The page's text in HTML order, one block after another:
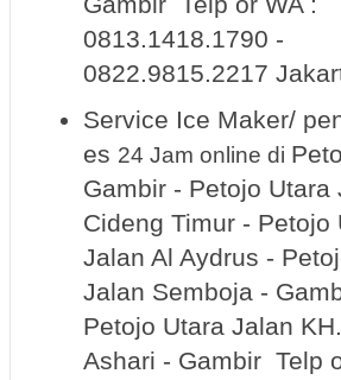
0813.1418.1790 -
0822.9815.2217
Service Ice Maker/
es 24 Jam online di
Gambir - Petojo Utara
Cideng Timur - Petojo
Jalan Al Aydrus -
Jalan Semboja -
Petojo Utara Jalan
Ashari - Gambir Telp